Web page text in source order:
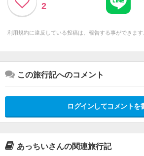
2
利用規約に違反している投稿は、報告する事ができます
この旅行記へのコメント
ログインしてコメントを
あっちいさんの関連旅行記